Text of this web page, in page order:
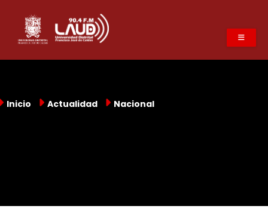
contenido
principal
Inicio Actualidad Nacional